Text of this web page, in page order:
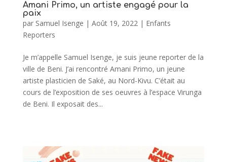
Amani Primo, un artiste engagé pour la
paix
par Samuel Isenge | Août 19, 2022| Enfants
Reporters
Je m’appelle Samuel Isenge, je suis jeune reporter de la
ville de Beni. J’ai rencontré Amani Primo, un jeune
artiste plasticien de Saké, au Nord-Kivu. C’était au
cours de l’exposition de ses oeuvres à l’espace Virunga
de Beni. Il exposait des...